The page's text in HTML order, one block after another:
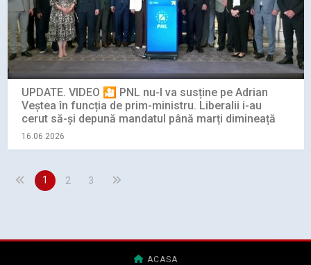
UPDATE. VIDEO 🎦 PNL nu-l va susține pe Adrian
Veștea în funcția de prim-ministru. Liberalii i-au
cerut să-și depună mandatul până marți dimineață
16.06.2026
1 2 3
ACASA